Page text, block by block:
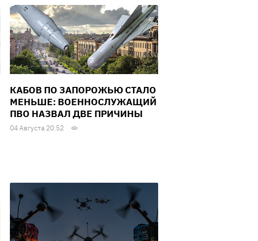
КАБОВ ПО ЗАПОРОЖЬЮ СТАЛО
МЕНЬШЕ: ВОЕННОСЛУЖАЩИЙ
ПВО НАЗВАЛ ДВЕ ПРИЧИНЫ
04 Августа 20:52